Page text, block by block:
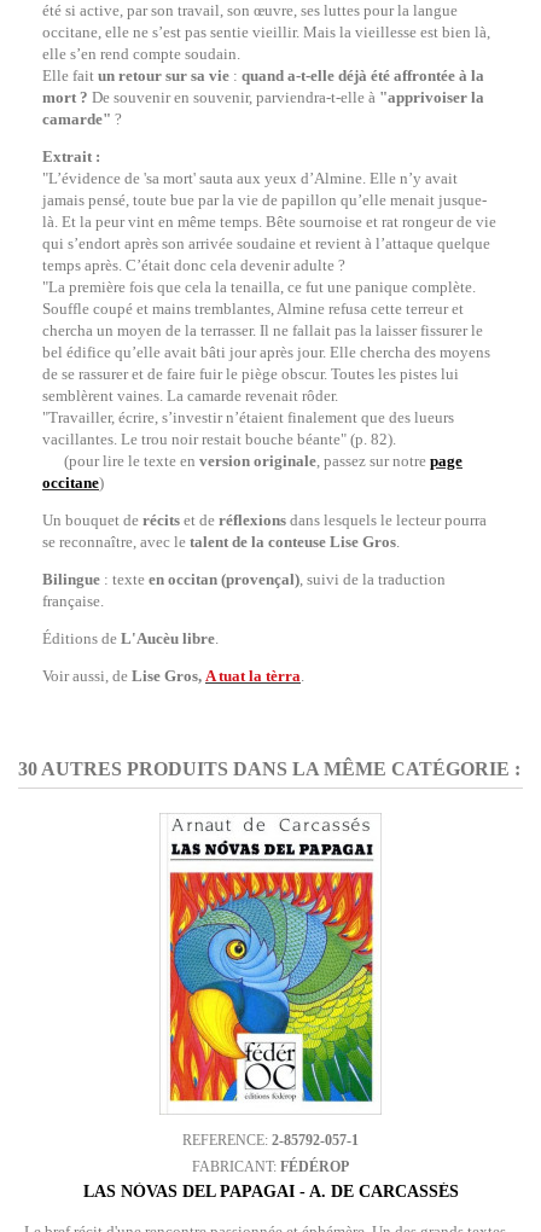
été si active, par son travail, son œuvre, ses luttes pour la langue
occitane, elle ne s’est pas sentie vieillir. Mais la vieillesse est bien là,
elle s’en rend compte soudain.
Elle fait un retour sur sa vie : quand a-t-elle déjà été affrontée à la
mort ? De souvenir en souvenir, parviendra-t-elle à "apprivoiser la
camarde" ?
Extrait :
"L’évidence de 'sa mort' sauta aux yeux d’Almine. Elle n’y avait
jamais pensé, toute bue par la vie de papillon qu’elle menait jusque-
là. Et la peur vint en même temps. Bête sournoise et rat rongeur de vie
qui s’endort après son arrivée soudaine et revient à l’attaque quelque
temps après. C’était donc cela devenir adulte ?
"La première fois que cela la tenailla, ce fut une panique complète.
Souffle coupé et mains tremblantes, Almine refusa cette terreur et
chercha un moyen de la terrasser. Il ne fallait pas la laisser fissurer le
bel édifice qu’elle avait bâti jour après jour. Elle chercha des moyens
de se rassurer et de faire fuir le piège obscur. Toutes les pistes lui
semblèrent vaines. La camarde revenait rôder.
"Travailler, écrire, s’investir n’étaient finalement que des lueurs
vacillantes. Le trou noir restait bouche béante" (p. 82).
(pour lire le texte en version originale, passez sur notre page
occitane)
Un bouquet de récits et de réflexions dans lesquels le lecteur pourra
se reconnaître, avec le talent de la conteuse Lise Gros.
Bilingue : texte en occitan (provençal), suivi de la traduction
française.
Éditions de L'Aucèu libre.
Voir aussi, de Lise Gros, A tuat la tèrra.
30 AUTRES PRODUITS DANS LA MÊME CATÉGORIE :
REFERENCE: 2-85792-057-1
FABRICANT: FÉDÉROP
LAS NÒVAS DEL PAPAGAI - A. DE CARCASSÉS